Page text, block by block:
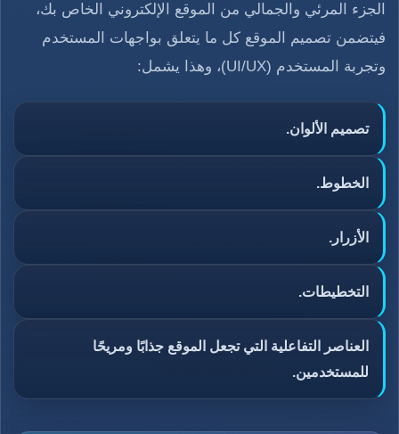
الجزء المرئي والجمالي من الموقع الإلكتروني الخاص بك،
فيتضمن تصميم الموقع كل ما يتعلق بواجهات المستخدم
وتجربة المستخدم (UI/UX)، وهذا يشمل:
تصميم الألوان.
الخطوط.
الأزرار.
التخطيطات.
العناصر التفاعلية التي تجعل الموقع جذابًا ومريحًا
للمستخدمين.